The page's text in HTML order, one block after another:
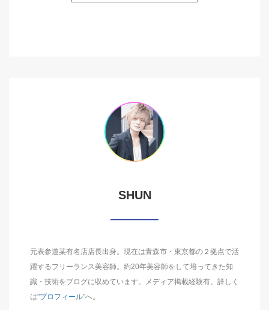
SHUN
元表参道某有名店店長出身。現在は青森市・東京都の２拠点で活
躍するフリーランス美容師。約20年美容師をして培ってきた知
識・技術をブログに収めています。メディア掲載経験有。詳しく
は"プロフィール"へ。